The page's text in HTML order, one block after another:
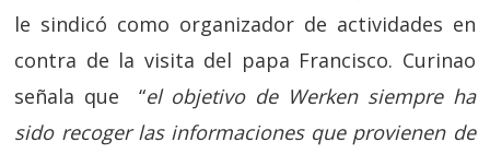
le sindicó como organizador de actividades en
contra de la visita del papa Francisco. Curinao
señala que “el objetivo de Werken siempre ha
sido recoger las informaciones que provienen de